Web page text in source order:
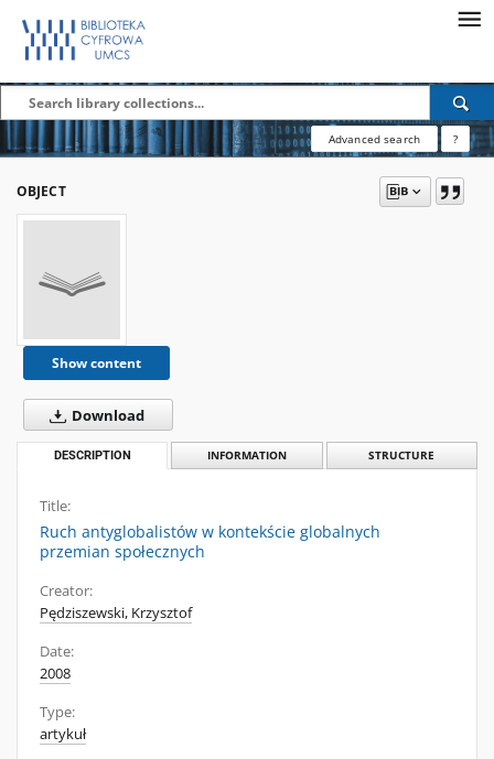
Advanced search ?
OBJECT
Show content
Download
DESCRIPTION INFORMATION STRUCTURE
Title:
Ruch antyglobalistów w kontekście globalnych
przemian społecznych
Creator:
Pędziszewski, Krzysztof
Date:
2008
Type:
artykuł